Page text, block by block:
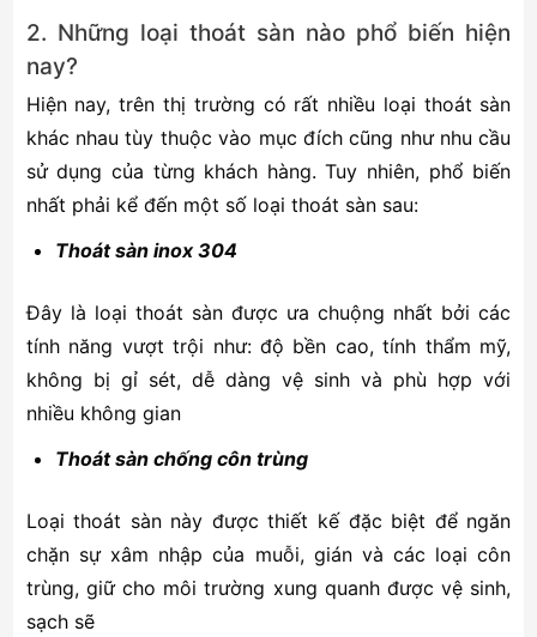
2. Những loại thoát sàn nào phổ biến hiện
nay?
Hiện nay, trên thị trường có rất nhiều loại thoát sàn
khác nhau tùy thuộc vào mục đích cũng như nhu cầu
sử dụng của từng khách hàng. Tuy nhiên, phổ biến
nhất phải kể đến một số loại thoát sàn sau:
Thoát sàn inox 304
Đây là loại thoát sàn được ưa chuộng nhất bởi các
tính năng vượt trội như: độ bền cao, tính thẩm mỹ,
không bị gỉ sét, dễ dàng vệ sinh và phù hợp với
nhiều không gian
Thoát sàn chống côn trùng
Loại thoát sàn này được thiết kế đặc biệt để ngăn
chặn sự xâm nhập của muỗi, gián và các loại côn
trùng, giữ cho môi trường xung quanh được vệ sinh,
sạch sẽ